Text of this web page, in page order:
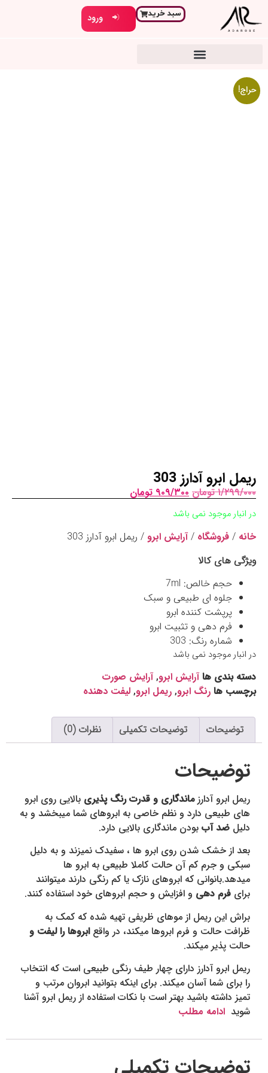
سبد خرید ورود
حراج!
ریمل ابرو آدارز 303
۱/۲۹۹/۰۰۰ تومان ۹۰۹/۳۰۰ تومان
در انبار موجود نمی باشد
خانه / فروشگاه /آرایش ابرو / ریمل ابرو آدارز 303
ویژگی های کالا
حجم خالص: 7ml
جلوه ای طبیعی و سبک
پرپشت کننده ابرو
فرم دهی و تثبیت ابرو
شماره رنگ: 303
در انبار موجود نمی باشد
دسته بندی ها آرایش ابرو,آرایش صورت
برچسب ها رنگ ابرو, ریمل ابرو, لیفت دهنده
توضیحات توضیحات تکمیلی نظرات (0)
توضیحات
ریمل ابرو آدارز ماندگاری و قدرت رنگ پذیری بالایی روی ابرو
های طبیعی دارد و نظم خاصی به ابروهای شما میبخشد و به
دلیل ضد آب بودن ماندگاری بالایی دارد.
بعد از خشک شدن روی ابرو ها ، سفیدک نمیزند و به دلیل
سبکی و جرم کم آن حالت کاملا طبیعی به ابرو ها
میدهد.بانوانی که ابروهای نازک یا کم رنگی دارند میتوانند
برای فرم دهی و افزایش و حجم ابروهای خود استفاده کنند.
براش این ریمل از موهای ظریفی تهیه شده که کمک به
ظرافت حالت و فرم ابروها میکند، در واقعابروها را لیفت و
حالت پذیر میکند.
ریمل ابرو آدارز دارای چهار طیف رنگی طبیعی است که انتخاب
را برای شما آسان میکند. برای اینکه بتوانید ابروان مرتب و
تمیز داشته باشید بهتر است با نکات استفاده از ریمل ابرو آشنا
شوید ادامه مطلب